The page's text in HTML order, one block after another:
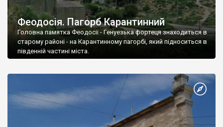
Феодосія. Пагорб Карантинний
Головна памятка Феодосії - Генуезька фортеця знаходиться в
старому районі - на Карантинному пагорбі, який підноситься в
південній частині міста.